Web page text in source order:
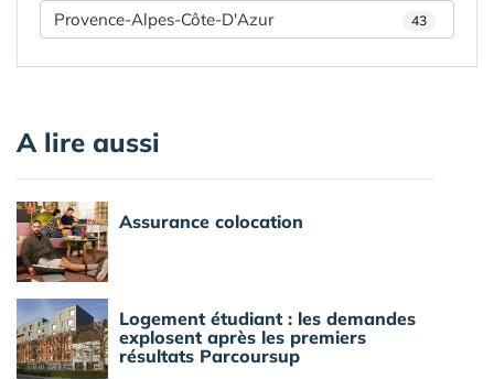
Provence-Alpes-Côte-D'Azur 43
A lire aussi
Assurance colocation
Logement étudiant : les demandes
explosent après les premiers
résultats Parcoursup